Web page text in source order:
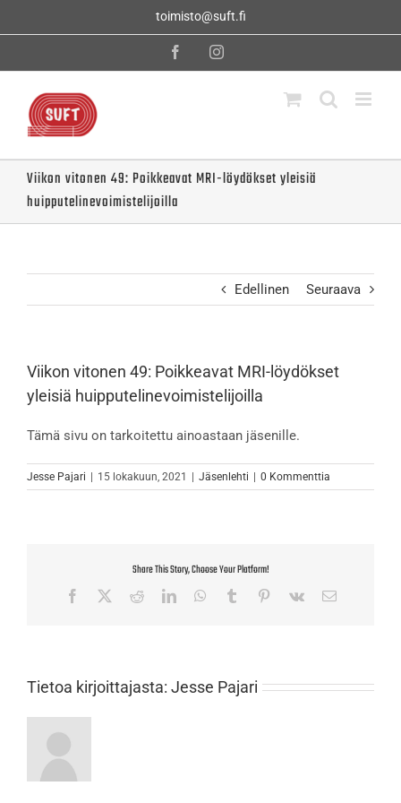
toimisto@suft.fi
FacebookInstagram
Viikon vitonen 49: Poikkeavat MRI-löydökset yleisiä
huipputelinevoimistelijoilla
Edellinen Seuraava
Viikon vitonen 49: Poikkeavat MRI-löydökset
yleisiä huipputelinevoimistelijoilla
Tämä sivu on tarkoitettu ainoastaan jäsenille.
Jesse Pajari | 15 lokakuun, 2021 | Jäsenlehti | 0 Kommenttia
Share This Story, Choose Your Platform!
Facebook RedditLinkedInWhatsApp
Tumblr Pinterest
Vk Sähköposti
Tietoa kirjoittajasta: Jesse Pajari